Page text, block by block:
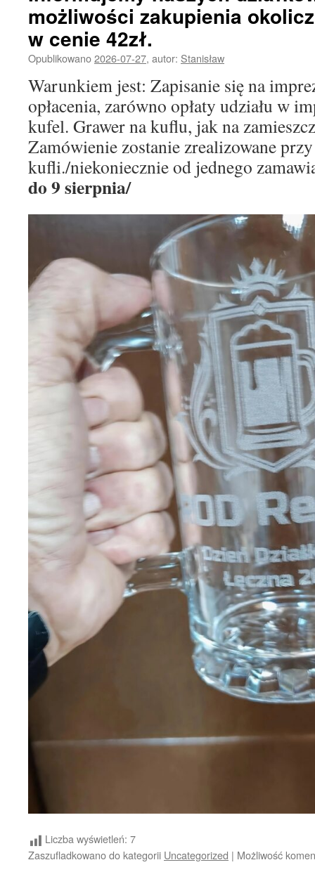
możliwości zakupienia
w cenie 42zł.
Opublikowano2026-07-27, autor: Stanisław
Warunkiem jest: Zapisanie się na
opłacenia, zarówno opłaty udziału w
kufel. Grawer na kuflu, jak na
Zamówienie zostanie zrealizowane
kufli./niekoniecznie od jednego
do 9 sierpnia/
Liczba wyświetleń: 7
Zaszufladkowano do kategorii Uncategorized | Możliwość